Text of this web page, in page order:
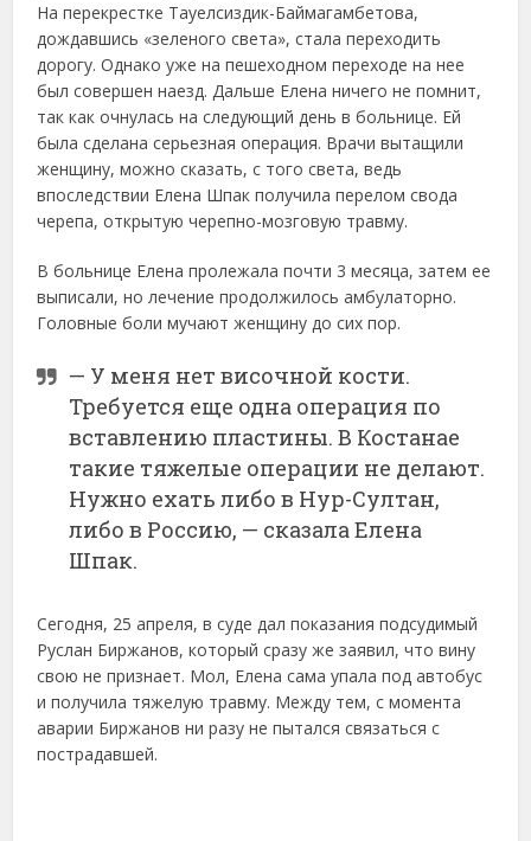
На перекрестке Тауелсиздик-Баймагамбетова,
дождавшись «зеленого света», стала переходить
дорогу. Однако уже на пешеходном переходе на нее
был совершен наезд. Дальше Елена ничего не помнит,
так как очнулась на следующий день в больнице. Ей
была сделана серьезная операция. Врачи вытащили
женщину, можно сказать, с того света, ведь
впоследствии Елена Шпак получила перелом свода
черепа, открытую черепно-мозговую травму.
В больнице Елена пролежала почти 3 месяца, затем ее
выписали, но лечение продолжилось амбулаторно.
Головные боли мучают женщину до сих пор.
— У меня нет височной кости.
Требуется еще одна операция по
вставлению пластины. В Костанае
такие тяжелые операции не делают.
Нужно ехать либо в Нур-Султан,
либо в Россию, — сказала Елена
Шпак.
Сегодня, 25 апреля, в суде дал показания подсудимый
Руслан Биржанов, который сразу же заявил, что вину
свою не признает. Мол, Елена сама упала под автобус
и получила тяжелую травму. Между тем, с момента
аварии Биржанов ни разу не пытался связаться с
пострадавшей.